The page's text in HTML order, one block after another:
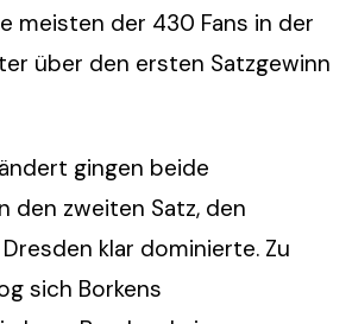
meisten der 430 Fans in der
über den ersten Satzgewinn
gingen beide
den zweiten Satz, den
klar dominierte. Zu
sich Borkens